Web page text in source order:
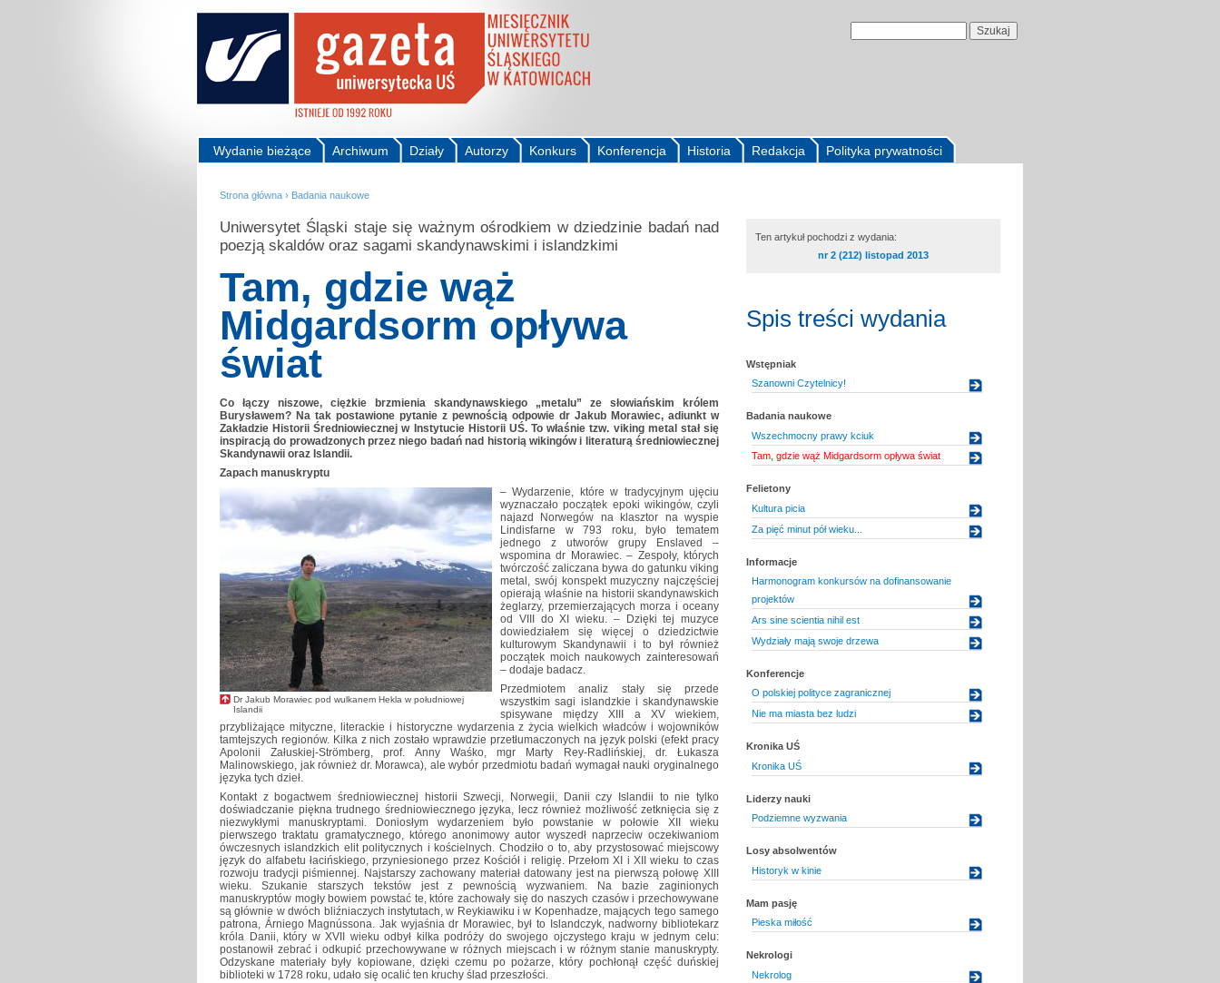
Polityka prywatności
Redakcja
Historia
Konferencja
Konkurs
Autorzy
Działy
Archiwum
Wydanie bieżące
Strona główna › Badania naukowe
Uniwersytet Śląski staje się ważnym ośrodkiem w dziedzinie badań nad
poezją skaldów oraz sagami skandynawskimi i islandzkimi
Tam, gdzie wąż
Midgardsorm opływa
świat
Co łączy niszowe, ciężkie brzmienia skandynawskiego „metalu” ze słowiańskim królem
Burysławem? Na tak postawione pytanie z pewnością odpowie dr Jakub Morawiec, adiunkt w
Zakładzie Historii Średniowiecznej w Instytucie Historii UŚ. To właśnie tzw. viking metal stał się
inspiracją do prowadzonych przez niego badań nad historią wikingów i literaturą średniowiecznej
Skandynawii oraz Islandii.
Zapach manuskryptu
Dr Jakub Morawiec pod wulkanem Hekla w południowej
Islandii
– Wydarzenie, które w tradycyjnym ujęciu
wyznaczało początek epoki wikingów, czyli
najazd Norwegów na klasztor na wyspie
Lindisfarne w 793 roku, było tematem
jednego z utworów grupy Enslaved –
wspomina dr Morawiec. – Zespoły, których
twórczość zaliczana bywa do gatunku viking
metal, swój konspekt muzyczny najczęściej
opierają właśnie na historii skandynawskich
żeglarzy, przemierzających morza i oceany
od VIII do XI wieku. – Dzięki tej muzyce
dowiedziałem się więcej o dziedzictwie
kulturowym Skandynawii i to był również
początek moich naukowych zainteresowań
– dodaje badacz.
Przedmiotem analiz stały się przede
wszystkim sagi islandzkie i skandynawskie
spisywane między XIII a XV wiekiem,
przybliżające mityczne, literackie i historyczne wydarzenia z życia wielkich władców i wojowników
tamtejszych regionów. Kilka z nich zostało wprawdzie przetłumaczonych na język polski (efekt pracy
Apolonii Załuskiej-Strömberg, prof. Anny Waśko, mgr Marty Rey-Radlińskiej, dr. Łukasza
Malinowskiego, jak również dr. Morawca), ale wybór przedmiotu badań wymagał nauki oryginalnego
języka tych dzieł.
Kontakt z bogactwem średniowiecznej historii Szwecji, Norwegii, Danii czy Islandii to nie tylko
doświadczanie piękna trudnego średniowiecznego języka, lecz również możliwość zetknięcia się z
niezwykłymi manuskryptami. Doniosłym wydarzeniem było powstanie w połowie XII wieku
pierwszego traktatu gramatycznego, którego anonimowy autor wyszedł naprzeciw oczekiwaniom
ówczesnych islandzkich elit politycznych i kościelnych. Chodziło o to, aby przystosować miejscowy
język do alfabetu łacińskiego, przyniesionego przez Kościół i religię. Przełom XI i XII wieku to czas
rozwoju tradycji piśmiennej. Najstarszy zachowany materiał datowany jest na pierwszą połowę XIII
wieku. Szukanie starszych tekstów jest z pewnością wyzwaniem. Na bazie zaginionych
manuskryptów mogły bowiem powstać te, które zachowały się do naszych czasów i przechowywane
są głównie w dwóch bliźniaczych instytutach, w Reykiawiku i w Kopenhadze, mających tego samego
patrona, Árniego Magnússona. Jak wyjaśnia dr Morawiec, był to Islandczyk, nadworny bibliotekarz
króla Danii, który w XVII wieku odbył kilka podróży do swojego ojczystego kraju w jednym celu:
postanowił zebrać i odkupić przechowywane w różnych miejscach i w różnym stanie manuskrypty.
Odzyskane materiały były kopiowane, dzięki czemu po pożarze, który pochłonął część duńskiej
biblioteki w 1728 roku, udało się ocalić ten kruchy ślad przeszłości.
Ten artykuł pochodzi z wydania:
nr 2 (212) listopad 2013
Spis treści wydania
Wstępniak
Szanowni Czytelnicy!
Badania naukowe
Wszechmocny prawy kciuk
Tam, gdzie wąż Midgardsorm opływa świat
Felietony
Kultura picia
Za pięć minut pół wieku...
Informacje
Harmonogram konkursów na dofinansowanie
projektów
Ars sine scientia nihil est
Wydziały mają swoje drzewa
Konferencje
O polskiej polityce zagranicznej
Nie ma miasta bez ludzi
Kronika UŚ
Kronika UŚ
Liderzy nauki
Podziemne wyzwania
Losy absolwentów
Historyk w kinie
Mam pasję
Pieska miłość
Nekrologi
Nekrolog